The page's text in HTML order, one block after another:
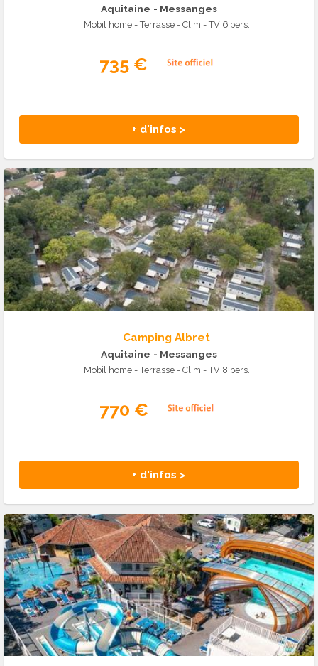
Aquitaine - Messanges
Mobil home - Terrasse - Clim - TV 6 pers.
735 €
+ d'infos >
Camping Albret
Aquitaine - Messanges
Mobil home - Terrasse - Clim - TV 8 pers.
770 €
+ d'infos >